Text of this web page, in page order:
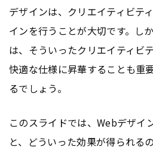
デザインは、クリエイティビテ
インを行うことが大切です。し
は、そういったクリエイティビ
快適な仕様に昇華することも重
るでしょう。
このスライドでは、Webデザイ
と、どういった効果が得られる